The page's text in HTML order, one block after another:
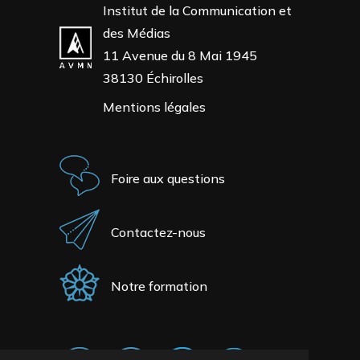
Institut de la Communication et
des Médias
11 Avenue du 8 Mai 1945
38130 Échirolles
Mentions légales
Foire aux questions
Contactez-nous
Notre formation